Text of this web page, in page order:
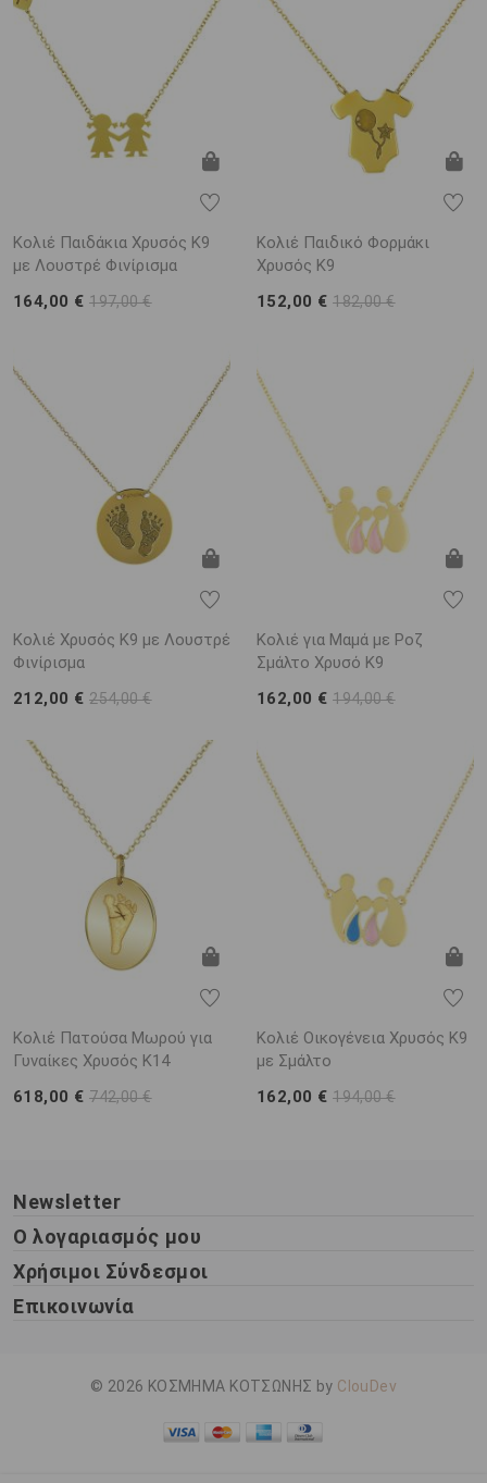
Κολιέ Παιδάκια Χρυσός Κ9
με Λουστρέ Φινίρισμα
164,00 €197,00 €
Κολιέ Παιδικό Φορμάκι
Χρυσός Κ9
152,00 €182,00 €
Κολιέ Χρυσός Κ9 με Λουστρέ
Φινίρισμα
212,00 €254,00 €
Κολιέ για Μαμά με Ροζ
Σμάλτο Χρυσό K9
162,00 €194,00 €
Κολιέ Πατούσα Μωρού για
Γυναίκες Χρυσός K14
618,00 €742,00 €
Κολιέ Οικογένεια Χρυσός Κ9
με Σμάλτο
162,00 €194,00 €
Newsletter
Ο λογαριασμός μου
Χρήσιμοι Σύνδεσμοι
Επικοινωνία
© 2026 ΚΟΣΜΗΜΑ ΚΟΤΣΩΝΗΣ by ClouDev